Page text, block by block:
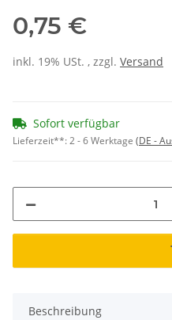
0,75 €
inkl. 19% USt. , zzgl. Versand
Sofort verfügbar
Lieferzeit**:2 - 6 Werktage (DE -
Beschreibung